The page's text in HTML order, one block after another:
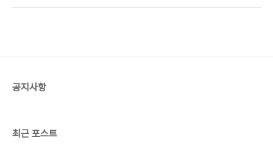
학년 때 교양선택으로 비주얼베이식을 신청했었는데
공지사항
최근 포스트